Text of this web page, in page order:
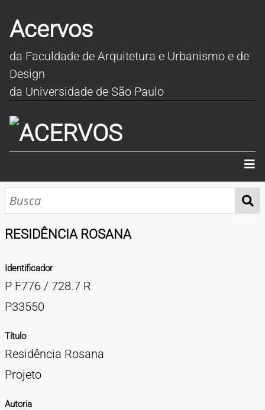
Acervos
da Faculdade de Arquitetura e Urbanismo e de
Design
da Universidade de São Paulo
INÍCIO
Cartazes
Diapositivos
Documentação
Fotografias
Maquetes
Negativos
Periódicos
Publicações
Projetos
Vídeos
BUSCA AVANÇADA
CONTATOS
EXPEDIENTE
RESIDÊNCIA ROSANA
Identificador
P F776 / 728.7 R
P33550
Título
Residência Rosana
Projeto
Autoria